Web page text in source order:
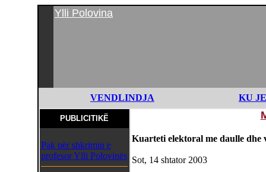
Ylli Polovina
VENDLINDJA KU
PUBLICITIKË
Pak për shkrimin e
profesor Ylli Polovinës
Kuarteti elektoral me daulle dhe
Sot, 14 shtator 2003